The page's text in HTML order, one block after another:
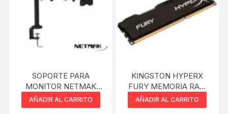
SOPORTE PARA
MONITOR NETMAK
BRAZO 10″ A 30″
AÑADIR AL CARRITO
KINGSTON HYPERX
FURY MEMORIA RAM
DDR4 4GB 2666 MHZ
AÑADIR AL CARRITO